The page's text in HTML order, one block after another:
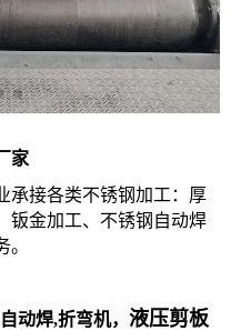
家
承接各类不锈钢加工：厚
钣金加工、不锈钢自动焊
动焊,折弯机， 液压剪板